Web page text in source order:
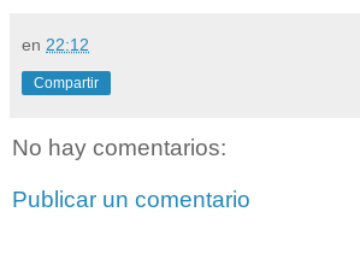
en 22:12
Compartir
No hay comentarios:
Publicar un comentario